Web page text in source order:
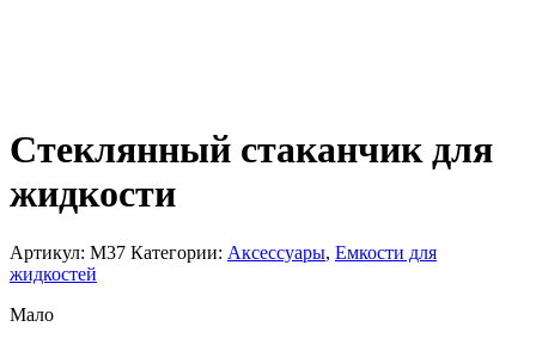
Стеклянный стаканчик для
жидкости
Артикул: М37 Категории: Аксессуары, Емкости для
жидкостей
Мало